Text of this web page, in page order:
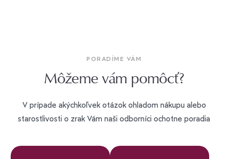
PORADÍME VÁM
Môžeme vám pomôcť?
V prípade akýchkoľvek otázok ohladom nákupu alebo
starostlivosti o zrak Vám naši odborníci ochotne poradia